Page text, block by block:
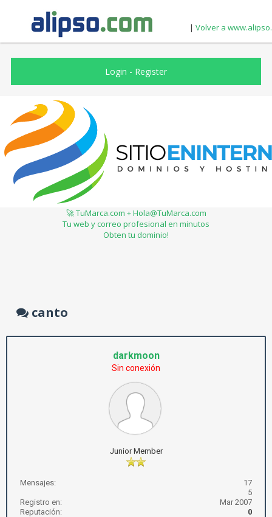
| Volver a
Login - Register
🚀 TuMarca.com + Hola@TuMarca.com
Tu web y correo profesional en minutos
Obten tu dominio!
canto
darkmoon
Sin conexión
Junior Member
Mensajes:
17
5
Registro en:
Mar 2007
Reputación:
0